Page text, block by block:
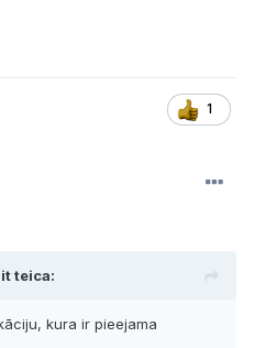
1
teica:
kura ir pieejama